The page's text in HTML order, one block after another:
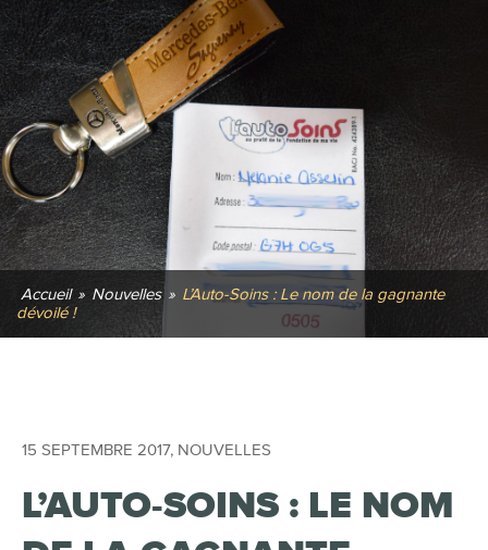
Accueil » Nouvelles » L’Auto-Soins : Le nom de la gagnante
dévoilé !
15 SEPTEMBRE 2017, NOUVELLES
L’AUTO-SOINS : LE NOM